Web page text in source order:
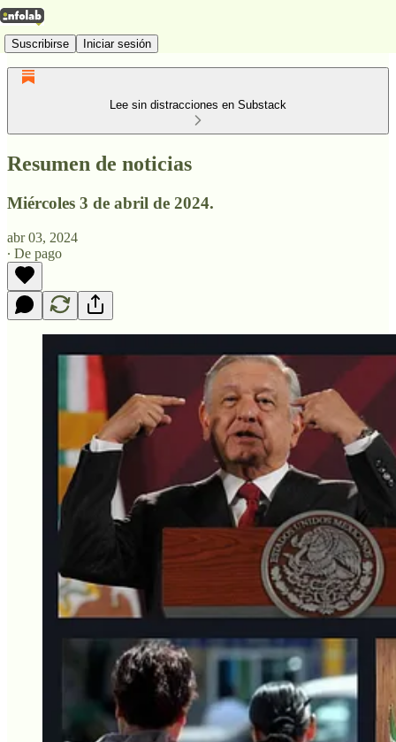
Suscribirse Iniciar sesión
Lee sin distracciones en Substack
Resumen de noticias
Miércoles 3 de abril de 2024.
abr 03, 2024
∙ De pago